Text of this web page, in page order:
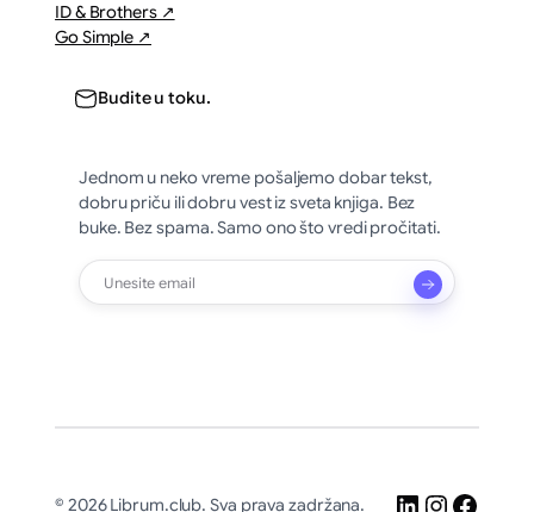
ID & Brothers ↗
Go Simple ↗
Budite u toku.
Jednom u neko vreme pošaljemo dobar tekst,
dobru priču ili dobru vest iz sveta knjiga. Bez
buke. Bez spama. Samo ono što vredi pročitati.
© 2026 Librum.club. Sva prava zadržana. LinkedIn